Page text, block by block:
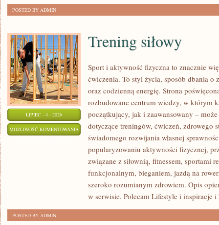
POSTED BY ADMIN
LIPIEC - 4 - 2026
MOŻLIWOŚĆ KOMENTOWANIA TRENING
SIŁOWY
Trening siłowy
Sport i aktywność fizyczna to znacznie
ćwiczenia. To styl życia, sposób dbania o
oraz codzienną energię. Strona
rozbudowane centrum wiedzy, w którym
początkujący, jak i zaawansowany –
dotyczące treningów, ćwiczeń, zdrowego
świadomego rozwijania własnej
popularyzowaniu aktywności fizycznej,
związane z siłownią, fitnessem, sportami
funkcjonalnym, bieganiem, jazdą na
szeroko rozumianym zdrowiem. Opis
w serwisie. Polecam Lifestyle i inspiracje i
POSTED BY ADMIN